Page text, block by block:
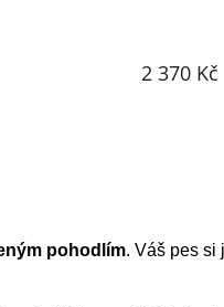
2 370 Kč
pohodlím. Váš pes si